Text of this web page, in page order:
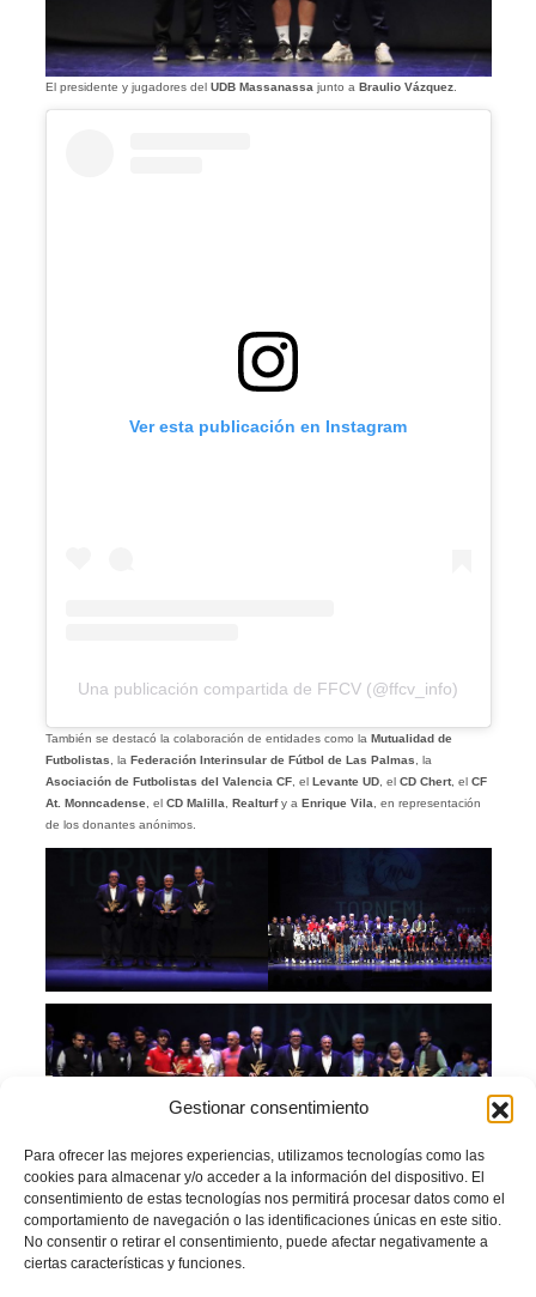
Gestionar consentimiento
Para ofrecer las mejores experiencias, utilizamos tecnologías como las
cookies para almacenar y/o acceder a la información del dispositivo. El
consentimiento de estas tecnologías nos permitirá procesar datos como el
comportamiento de navegación o las identificaciones únicas en este sitio.
No consentir o retirar el consentimiento, puede afectar negativamente a
ciertas características y funciones.
El presidente y jugadores del UDB Massanassa junto a Braulio Vázquez.
Ver esta publicación en Instagram
Una publicación compartida de FFCV (@ffcv_info)
También se destacó la colaboración de entidades como la Mutualidad de
Futbolistas, la Federación Interinsular de Fútbol de Las Palmas, la
Asociación de Futbolistas del Valencia CF, el Levante UD, el CD Chert, el CF
At. Monncadense, el CD Malilla, Realturfy aEnrique Vila, en representación
de los donantes anónimos.
El momento musical de la tarde lo pusoRei Ortolá junto a sus músicos, que
interpretaron la canción“Voces de València”, compuesta en homenaje a las
víctimas de la dana. Su actuación sirvió de pausa y emoción en una gala que,
más allá de los reconocimientos, celebró la unión del fútbol valenciano.